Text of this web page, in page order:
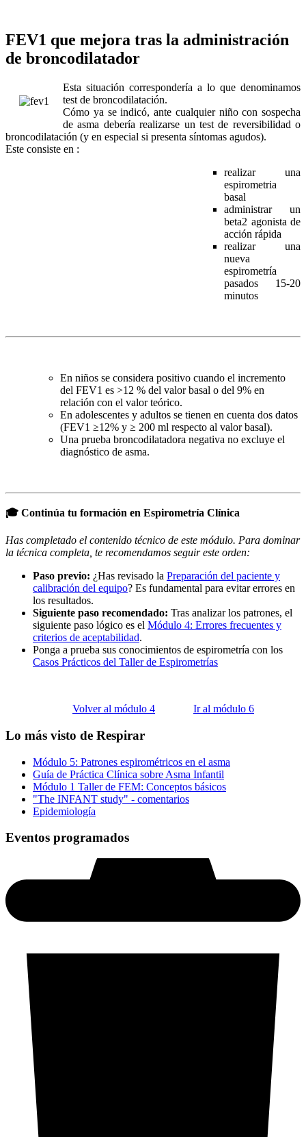
FEV1 que mejora tras la administración
de broncodilatador
Esta situación correspondería a lo que denominamos
test de broncodilatación.
Cómo ya se indicó, ante cualquier niño con sospecha
de asma debería realizarse un test de reversibilidad o
broncodilatación (y en especial si presenta síntomas agudos).
Este consiste en :
realizar una
espirometria
basal
administrar un
beta2 agonista de
acción rápida
realizar una
nueva
espirometría
pasados 15-20
minutos
En niños se considera positivo cuando el incremento
del FEV1 es >12 % del valor basal o del 9% en
relación con el valor teórico.
En adolescentes y adultos se tienen en cuenta dos datos
(FEV1 ≥12% y ≥ 200 ml respecto al valor basal).
Una prueba broncodilatadora negativa no excluye el
diagnóstico de asma.
🎓 Continúa tu formación en Espirometría Clínica
Has completado el contenido técnico de este módulo. Para dominar
la técnica completa, te recomendamos seguir este orden:
Paso previo: ¿Has revisado la Preparación del paciente y
calibración del equipo? Es fundamental para evitar errores en
los resultados.
Siguiente paso recomendado: Tras analizar los patrones, el
siguiente paso lógico es el Módulo 4: Errores frecuentes y
criterios de aceptabilidad.
Ponga a prueba sus conocimientos de espirometría con los
Casos Prácticos del Taller de Espirometrías
Volver al módulo 4 Ir al módulo 6
Lo más visto de Respirar
Módulo 5: Patrones espirométricos en el asma
Guía de Práctica Clínica sobre Asma Infantil
Módulo 1 Taller de FEM: Conceptos básicos
"The INFANT study" - comentarios
Epidemiología
Eventos programados